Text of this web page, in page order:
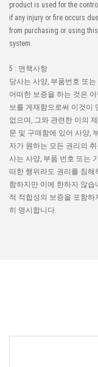
product is used for the
if any injury or fire occurs
from purchasing or using
system.
5 : 면책사항
당사는 사양, 부품번호 또
어떠한 보증을 하는 것은
보를 게재함으로써 이것이
없으며, 그와 관련한 이의
문 및 구매함에 있어 사양,
자가 원하는 모든 권리의
사는 사양, 부품 번호 또는
떠한 행위라도 권리를 침해
함하지만 이에 한하지 않
적 적합성의 보증을 포함
히 명시합니다.